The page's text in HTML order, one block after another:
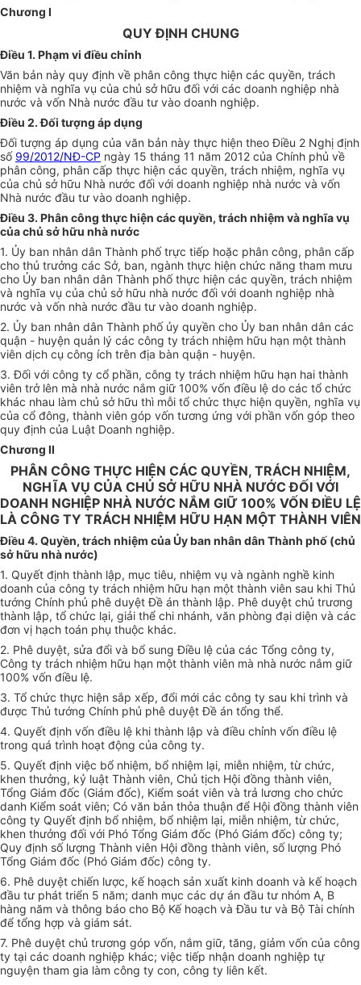
Chương I
QUY ĐỊNH CHUNG
Điều 1. Phạm vi điều chỉnh
Văn bản này quy định về phân công thực hiện các quyền, trách
nhiệm và nghĩa vụ của chủ sở hữu đối với các doanh nghiệp nhà
nước và vốn Nhà nước đầu tư vào doanh nghiệp.
Điều 2. Đối tượng áp dụng
Đối tượng áp dụng của văn bản này thực hiện theo Điều 2 Nghị định
số 99/2012/NĐ-CP ngày 15 tháng 11 năm 2012 của Chính phủ về
phân công, phân cấp thực hiện các quyền, trách nhiệm, nghĩa vụ
của chủ sở hữu Nhà nước đối với doanh nghiệp nhà nước và vốn
Nhà nước đầu tư vào doanh nghiệp.
Điều 3. Phân công thực hiện các quyền, trách nhiệm và nghĩa vụ
của chủ sở hữu nhà nước
1. Ủy ban nhân dân Thành phố trực tiếp hoặc phân công, phân cấp
cho thủ trưởng các Sở, ban, ngành thực hiện chức năng tham mưu
cho Ủy ban nhân dân Thành phố thực hiện các quyền, trách nhiệm
và nghĩa vụ của chủ sở hữu nhà nước đối với doanh nghiệp nhà
nước và vốn nhà nước đầu tư vào doanh nghiệp.
2. Ủy ban nhân dân Thành phố ủy quyền cho Ủy ban nhân dân các
quận - huyện quản lý các công ty trách nhiệm hữu hạn một thành
viên dịch cụ công ích trên địa bàn quận - huyện.
3. Đối với công ty cổ phần, công ty trách nhiệm hữu hạn hai thành
viên trở lên mà nhà nước nắm giữ 100% vốn điều lệ do các tổ chức
khác nhau làm chủ sở hữu thì mỗi tổ chức thực hiện quyền, nghĩa vụ
của cổ đông, thành viên góp vốn tương ứng với phần vốn góp theo
quy định của Luật Doanh nghiệp.
Chương II
PHÂN CÔNG THỰC HIỆN CÁC QUYỀN, TRÁCH NHIỆM,
NGHĨA VỤ CỦA CHỦ SỞ HỮU NHÀ NƯỚC ĐỐI VỚI
DOANH NGHIỆP NHÀ NƯỚC NẮM GIỮ 100% VỐN ĐIỀU LỆ
LÀ CÔNG TY TRÁCH NHIỆM HỮU HẠN MỘT THÀNH VIÊN
Điều 4. Quyền, trách nhiệm của Ủy ban nhân dân Thành phố (chủ
sở hữu nhà nước)
1. Quyết định thành lập, mục tiêu, nhiệm vụ và ngành nghề kinh
doanh của công ty trách nhiệm hữu hạn một thành viên sau khi Thủ
tướng Chính phủ phê duyệt Đề án thành lập. Phê duyệt chủ trương
thành lập, tổ chức lại, giải thể chi nhánh, văn phòng đại diện và các
đơn vị hạch toán phụ thuộc khác.
2. Phê duyệt, sửa đổi và bổ sung Điều lệ của các Tổng công ty,
Công ty trách nhiệm hữu hạn một thành viên mà nhà nước nắm giữ
100% vốn điều lệ.
3. Tổ chức thực hiện sắp xếp, đổi mới các công ty sau khi trình và
được Thủ tướng Chính phủ phê duyệt Đề án tổng thể.
4. Quyết định vốn điều lệ khi thành lập và điều chỉnh vốn điều lệ
trong quá trình hoạt động của công ty.
5. Quyết định việc bổ nhiệm, bổ nhiệm lại, miễn nhiệm, từ chức,
khen thưởng, kỷ luật Thành viên, Chủ tịch Hội đồng thành viên,
Tổng Giám đốc (Giám đốc), Kiểm soát viên và trả lương cho chức
danh Kiểm soát viên; Có văn bản thỏa thuận để Hội đồng thành viên
công ty Quyết định bổ nhiệm, bổ nhiệm lại, miễn nhiệm, từ chức,
khen thưởng đối với Phó Tổng Giám đốc (Phó Giám đốc) công ty;
Quy định số lượng Thành viên Hội đồng thành viên, số lượng Phó
Tổng Giám đốc (Phó Giám đốc) công ty.
6. Phê duyệt chiến lược, kế hoạch sản xuất kinh doanh và kế hoạch
đầu tư phát triển 5 năm; danh mục các dự án đầu tư nhóm A, B
hàng năm và thông báo cho Bộ Kế hoạch và Đầu tư và Bộ Tài chính
để tổng hợp và giám sát.
7. Phê duyệt chủ trương góp vốn, nắm giữ, tăng, giảm vốn của công
ty tại các doanh nghiệp khác; việc tiếp nhận doanh nghiệp tự
nguyện tham gia làm công ty con, công ty liên kết.